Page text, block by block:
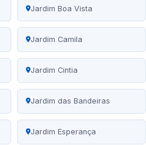
Jardim Boa Vista
Jardim Camila
Jardim Cintia
Jardim das Bandeiras
Jardim Esperança